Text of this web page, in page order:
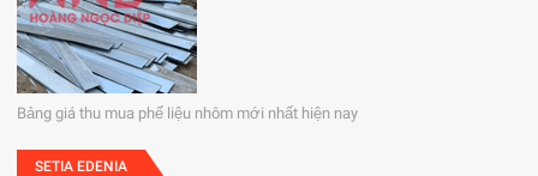
Bảng giá thu mua phế liệu nhôm mới nhất hiện nay
SETIA EDENIA